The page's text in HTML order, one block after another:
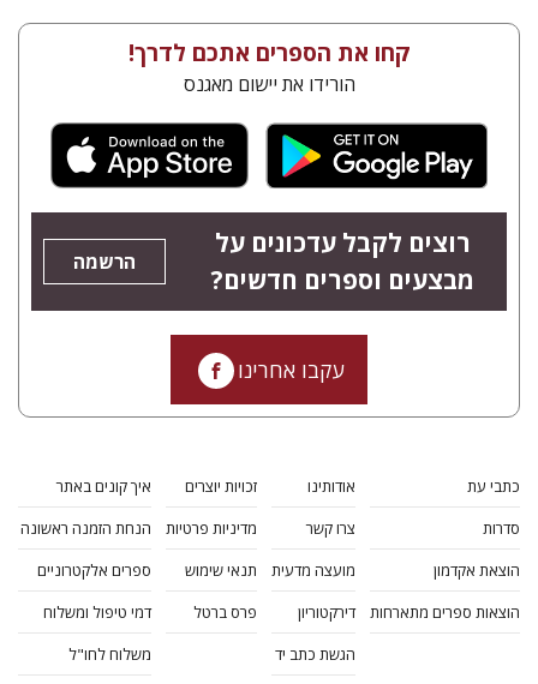
קחו את הספרים אתכם לדרך!
הורידו את יישום מאגנס
רוצים לקבל עדכונים על
מבצעים וספרים חדשים?
הרשמה
עקבו אחרינו
כתבי עת
סדרות
הוצאת אקדמון
הוצאות ספרים מתארחות
אודותינו
צרו קשר
מועצה מדעית
דירקטוריון
הגשת כתב יד
זכויות יוצרים
מדיניות פרטיות
תנאי שימוש
פרס ברטל
איך קונים באתר
הנחת הזמנה ראשונה
ספרים אלקטרוניים
דמי טיפול ומשלוח
משלוח לחו"ל